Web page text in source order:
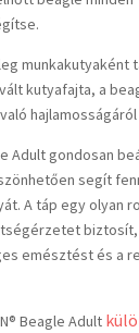
munkakutyaként
kutyafajta, a
Adult gondosan
segít
A táp egy olyan
emésztést és a
Beagle Adult